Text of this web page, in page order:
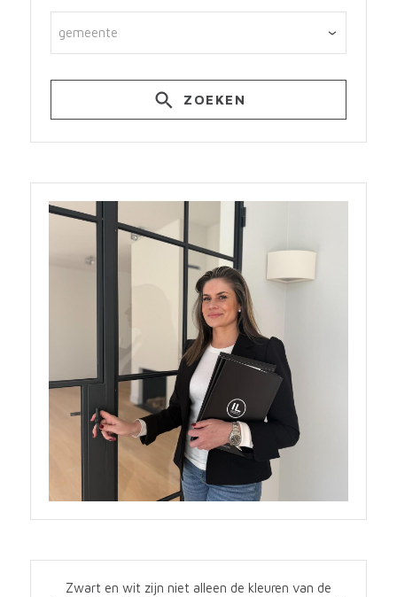
gemeente
ZOEKEN
Zwart en wit zijn niet alleen de kleuren van de